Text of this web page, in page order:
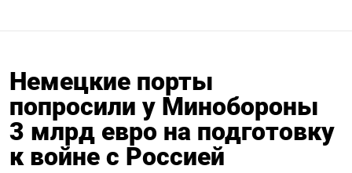
Немецкие порты
попросили у Минобороны
3 млрд евро на подготовку
к войне с Россией